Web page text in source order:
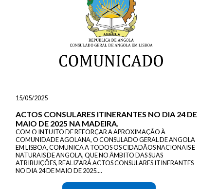
15/05/2025
ACTOS CONSULARES ITINERANTES NO DIA 24 DE
MAIO DE 2025 NA MADEIRA.
COM O INTUITO DE REFORÇAR A APROXIMAÇÃO À
COMUNIDADE AGOLANA, O CONSULADO GERAL DE ANGOLA
EM LISBOA, COMUNICA A TODOS OS CIDADÃOS NACIONAIS E
NATURAIS DE ANGOLA, QUE NO ÂMBITO DAS SUAS
ATRIBUIÇÕES, REALIZARÁ ACTOS CONSULARES ITINERANTES
NO DIA 24 DE MAIO DE 2025....